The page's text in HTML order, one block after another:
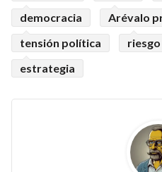
democracia
Arévalo
tensión política
estrategia